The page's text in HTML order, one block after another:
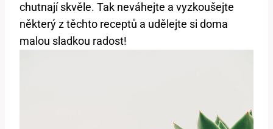
chutnají skvěle. Tak neváhejte a vyzkoušejte
některý z těchto receptů a udělejte si doma
malou sladkou radost!